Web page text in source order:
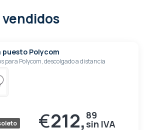
vendidos
puesto Polycom
Polycom, descolgado a distancia
€212, 89